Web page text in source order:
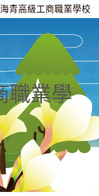
青高級工商職業學校
職業學